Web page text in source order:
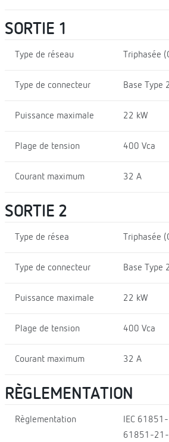
SORTIE 1
Type de réseau Triphasée
Type de connecteur Base Type 2
Puissance maximale 22 kW
Plage de tension 400 Vca
Courant maximum 32 A
SORTIE 2
Type de résea Triphasée
Type de connecteur Base Type 2
Puissance maximale 22 kW
Plage de tension 400 Vca
Courant maximum 32 A
RÈGLEMENTATION
Règlementation
IEC
61851-21-